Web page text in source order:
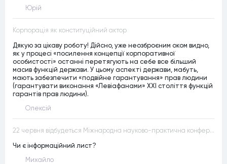
Юрій
Корпорація як конституційний актор
Дякую за цікаву роботу! Дійсно, уже неозброєним оком видно,
як у процесі «посилення концепції корпоративної
особистості» останні перетягують на себе все більший
масив функцій держави. У цьому аспекті держави, мабуть,
мають забезпечити «подвійне гарантування» прав людини
(гарантувати виконання «Левіафанами» ХХІ століття функцій
гарантів прав людини).
Олексій
22 червня відбудеться Міжнародна науково-практична конференція “Конституційна демократія в умовах загроз територіальній цілісності та національній безпеці”
Чи є інформаційний лист?
Михайло